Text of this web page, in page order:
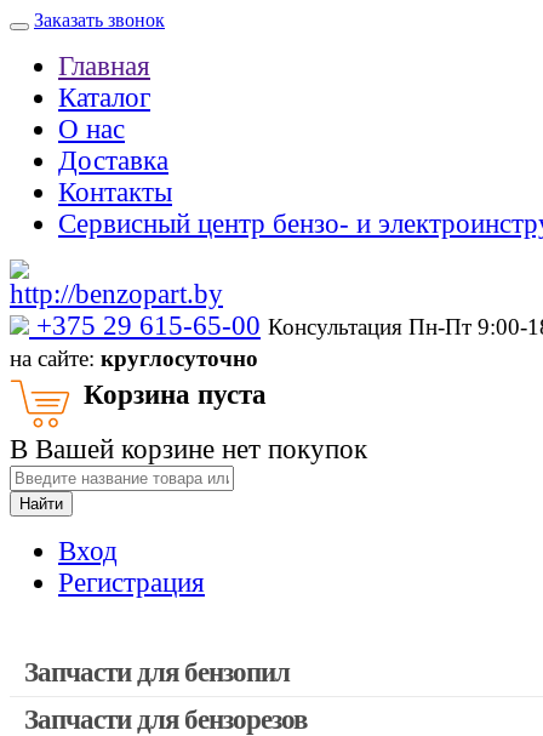
Заказать звонок
Главная
Каталог
О нас
Доставка
Контакты
Сервисный центр бензо- и
‎+375 29 615-65-00 Консультация Пн-Пт 9:00-
на сайте: круглосуточно
Корзина пуста
В Вашей корзине нет покупок
Найти
Вход
Регистрация
Запчасти для бензопил
Запчасти для бензопил Stihl
Запчасти для бензорезов